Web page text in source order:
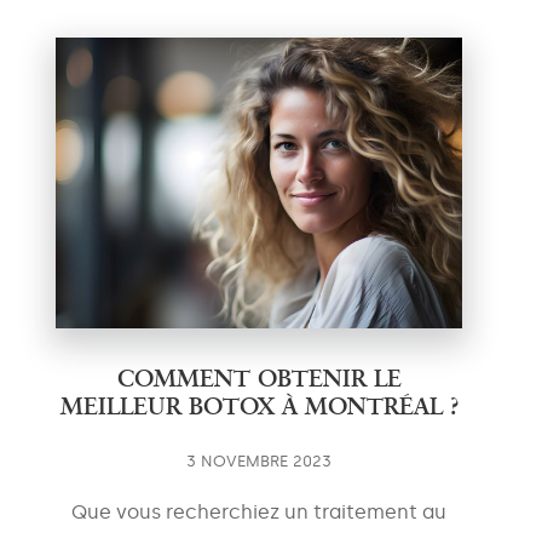
COMMENT OBTENIR LE
MEILLEUR BOTOX À MONTRÉAL ?
3 NOVEMBRE 2023
Que vous recherchiez un traitement au